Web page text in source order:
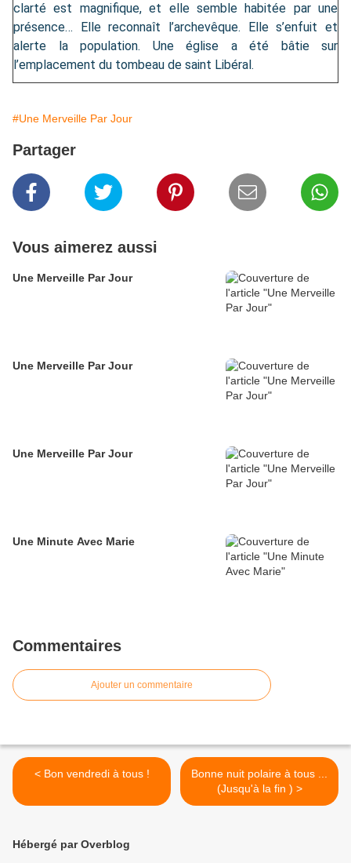
clarté est magnifique, et elle semble habitée par une
présence… Elle reconnaît l’archevêque. Elle s’enfuit et
alerte la population. Une église a été bâtie sur
l’emplacement du tombeau de saint Libéral.
#Une Merveille Par Jour
Partager
Vous aimerez aussi
Une Merveille Par Jour
Une Merveille Par Jour
Une Merveille Par Jour
Une Minute Avec Marie
Commentaires
Ajouter un commentaire
< Bon vendredi à tous !
Bonne nuit polaire à tous ...
(Jusqu'à la fin ) >
Hébergé par Overblog